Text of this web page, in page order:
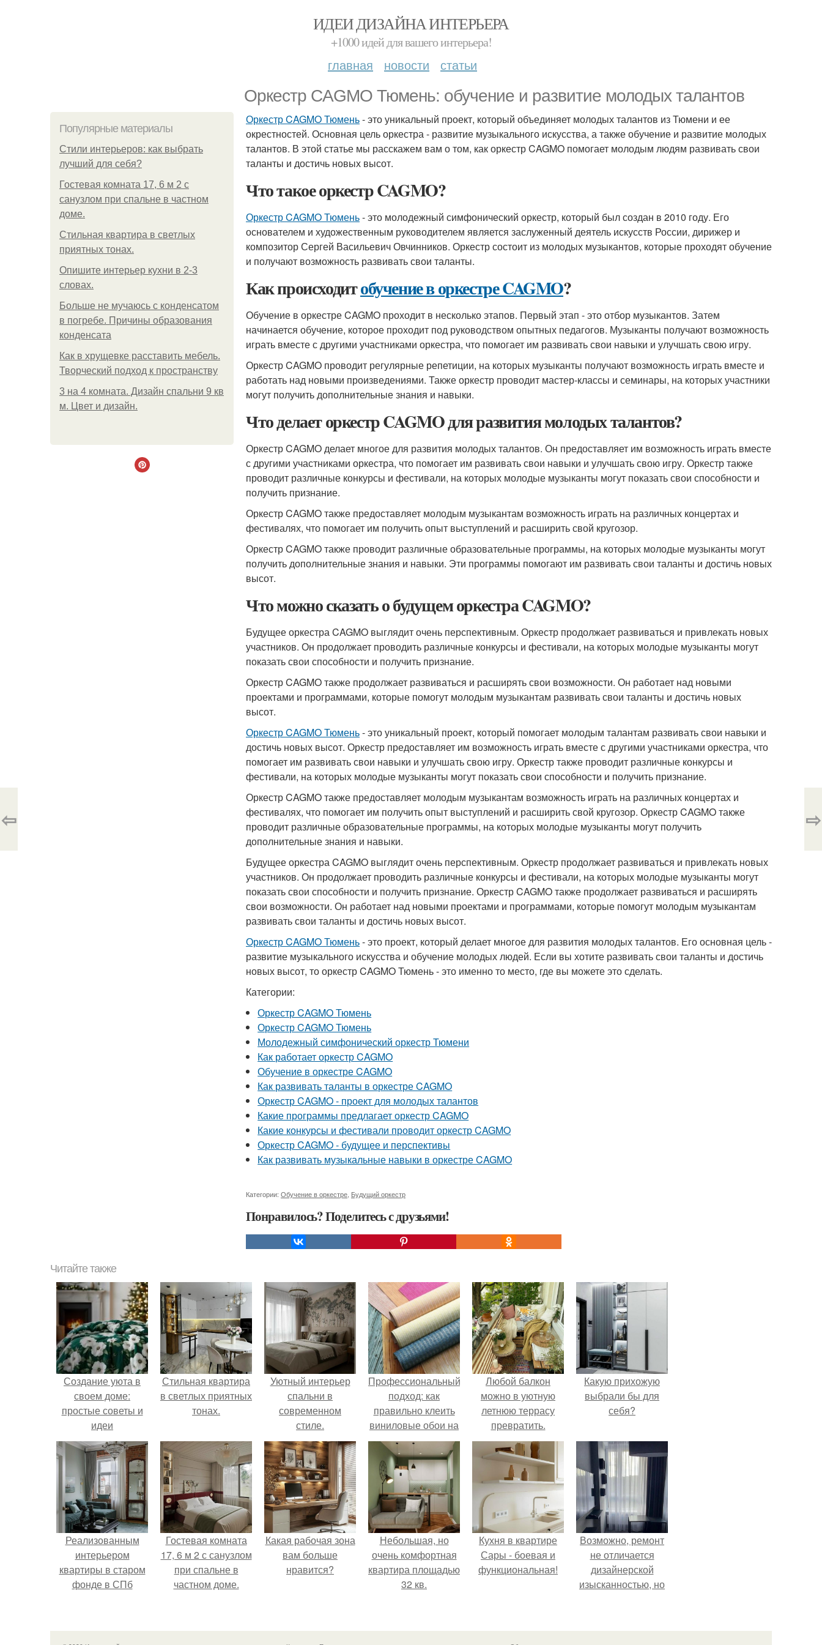
ИДЕИ ДИЗАЙНА ИНТЕРЬЕРА
+1000 идей для вашего интерьера!
главная новости статьи
Оркестр CAGMO Тюмень: обучение и развитие молодых талантов
Популярные материалы
Стили интерьеров: как выбрать
лучший для себя?
Гостевая комната 17, 6 м 2 с
санузлом при спальне в частном
доме.
Стильная квартира в светлых
приятных тонах.
Опишите интерьер кухни в 2-3
словах.
Больше не мучаюсь с конденсатом
в погребе. Причины образования
конденсата
Как в хрущевке расставить мебель.
Творческий подход к пространству
3 на 4 комната. Дизайн спальни 9 кв
м. Цвет и дизайн.
Оркестр CAGMO Тюмень- это уникальный проект, который объединяет молодых талантов из Тюмени и ее
окрестностей. Основная цель оркестра - развитие музыкального искусства, а также обучение и развитие молодых
талантов. В этой статье мы расскажем вам о том, как оркестр CAGMO помогает молодым людям развивать свои
таланты и достичь новых высот.
Что такое оркестр CAGMO?
Оркестр CAGMO Тюмень- это молодежный симфонический оркестр, который был создан в 2010 году. Его
основателем и художественным руководителем является заслуженный деятель искусств России, дирижер и
композитор Сергей Васильевич Овчинников. Оркестр состоит из молодых музыкантов, которые проходят обучение
и получают возможность развивать свои таланты.
Как происходитобучение в оркестре CAGMO?
Обучение в оркестре CAGMO проходит в несколько этапов. Первый этап - это отбор музыкантов. Затем
начинается обучение, которое проходит под руководством опытных педагогов. Музыканты получают возможность
играть вместе с другими участниками оркестра, что помогает им развивать свои навыки и улучшать свою игру.
Оркестр CAGMO проводит регулярные репетиции, на которых музыканты получают возможность играть вместе и
работать над новыми произведениями. Также оркестр проводит мастер-классы и семинары, на которых участники
могут получить дополнительные знания и навыки.
Что делает оркестр CAGMO для развития молодых талантов?
Оркестр CAGMO делает многое для развития молодых талантов. Он предоставляет им возможность играть вместе
с другими участниками оркестра, что помогает им развивать свои навыки и улучшать свою игру. Оркестр также
проводит различные конкурсы и фестивали, на которых молодые музыканты могут показать свои способности и
получить признание.
Оркестр CAGMO также предоставляет молодым музыкантам возможность играть на различных концертах и
фестивалях, что помогает им получить опыт выступлений и расширить свой кругозор.
Оркестр CAGMO также проводит различные образовательные программы, на которых молодые музыканты могут
получить дополнительные знания и навыки. Эти программы помогают им развивать свои таланты и достичь новых
высот.
Что можно сказать о будущем оркестра CAGMO?
Будущее оркестра CAGMO выглядит очень перспективным. Оркестр продолжает развиваться и привлекать новых
участников. Он продолжает проводить различные конкурсы и фестивали, на которых молодые музыканты могут
показать свои способности и получить признание.
Оркестр CAGMO также продолжает развиваться и расширять свои возможности. Он работает над новыми
проектами и программами, которые помогут молодым музыкантам развивать свои таланты и достичь новых
высот.
Оркестр CAGMO Тюмень- это уникальный проект, который помогает молодым талантам развивать свои навыки и
достичь новых высот. Оркестр предоставляет им возможность играть вместе с другими участниками оркестра, что
помогает им развивать свои навыки и улучшать свою игру. Оркестр также проводит различные конкурсы и
фестивали, на которых молодые музыканты могут показать свои способности и получить признание.
Оркестр CAGMO также предоставляет молодым музыкантам возможность играть на различных концертах и
фестивалях, что помогает им получить опыт выступлений и расширить свой кругозор. Оркестр CAGMO также
проводит различные образовательные программы, на которых молодые музыканты могут получить
дополнительные знания и навыки.
Будущее оркестра CAGMO выглядит очень перспективным. Оркестр продолжает развиваться и привлекать новых
участников. Он продолжает проводить различные конкурсы и фестивали, на которых молодые музыканты могут
показать свои способности и получить признание. Оркестр CAGMO также продолжает развиваться и расширять
свои возможности. Он работает над новыми проектами и программами, которые помогут молодым музыкантам
развивать свои таланты и достичь новых высот.
Оркестр CAGMO Тюмень- это проект, который делает многое для развития молодых талантов. Его основная цель -
развитие музыкального искусства и обучение молодых людей. Если вы хотите развивать свои таланты и достичь
новых высот, то оркестр CAGMO Тюмень - это именно то место, где вы можете это сделать.
Категории:
Оркестр CAGMO Тюмень
Оркестр CAGMO Тюмень
Молодежный симфонический оркестр Тюмени
Как работает оркестр CAGMO
Обучение в оркестре CAGMO
Как развивать таланты в оркестре CAGMO
Оркестр CAGMO - проект для молодых талантов
Какие программы предлагает оркестр CAGMO
Какие конкурсы и фестивали проводит оркестр CAGMO
Оркестр CAGMO - будущее и перспективы
Как развивать музыкальные навыки в оркестре CAGMO
Категории: Обучение в оркестре Будущий оркестр
Понравилось? Поделитесь с друзьями!
⇦ ⇨
Читайте также
Создание уюта в
своем доме:
простые советы и
идеи
Стильная квартира
в светлых приятных
тонах.
Уютный интерьер
спальни в
современном
стиле.
Профессиональный
подход: как
правильно клеить
виниловые обои на
флизелиновой
основе
Любой балкон
можно в уютную
летнюю террасу
превратить.
Какую прихожую
выбрали бы для
себя?
Реализованным
интерьером
квартиры в старом
фонде в СПб
Гостевая комната
17, 6 м 2 с санузлом
при спальне в
частном доме.
Какая рабочая зона
вам больше
нравится?
Небольшая, но
очень комфортная
квартира площадью
32 кв.
Кухня в квартире
Сары - боевая и
функциональная!
Возможно, ремонт
не отличается
дизайнерской
изысканностью, но
аккуратно, чисто и